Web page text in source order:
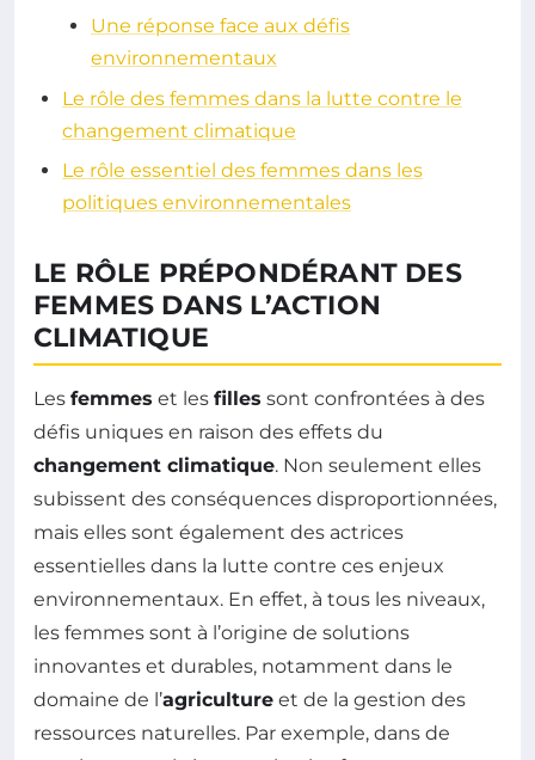
Une réponse face aux défis
environnementaux
Le rôle des femmes dans la lutte contre le
changement climatique
Le rôle essentiel des femmes dans les
politiques environnementales
LE RÔLE PRÉPONDÉRANT DES
FEMMES DANS L’ACTION
CLIMATIQUE
Les femmes et les filles sont confrontées à des
défis uniques en raison des effets du
changement climatique. Non seulement elles
subissent des conséquences disproportionnées,
mais elles sont également des actrices
essentielles dans la lutte contre ces enjeux
environnementaux. En effet, à tous les niveaux,
les femmes sont à l’origine de solutions
innovantes et durables, notamment dans le
domaine de l’agriculture et de la gestion des
ressources naturelles. Par exemple, dans de